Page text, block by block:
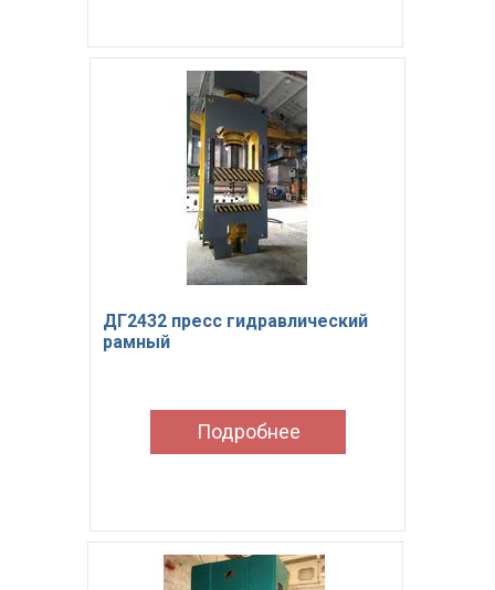
ДГ2432 пресс гидравлический
рамный
Подробнее